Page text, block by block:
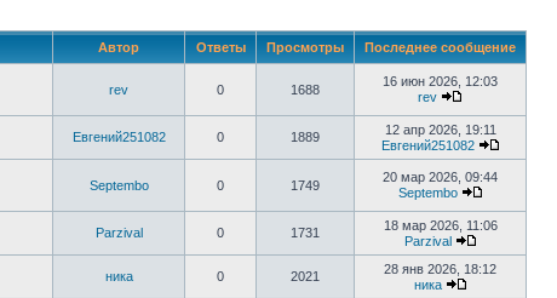
Автор Ответы Просмотры Последнее сообщение
rev 0 1688
16 июн 2026, 12:03
rev
Евгений251082 0 1889
12 апр 2026, 19:11
Евгений251082
Septembo 0 1749
20 мар 2026, 09:44
Septembo
Parzival 0 1731
18 мар 2026, 11:06
Parzival
ника 0 2021
28 янв 2026, 18:12
ника